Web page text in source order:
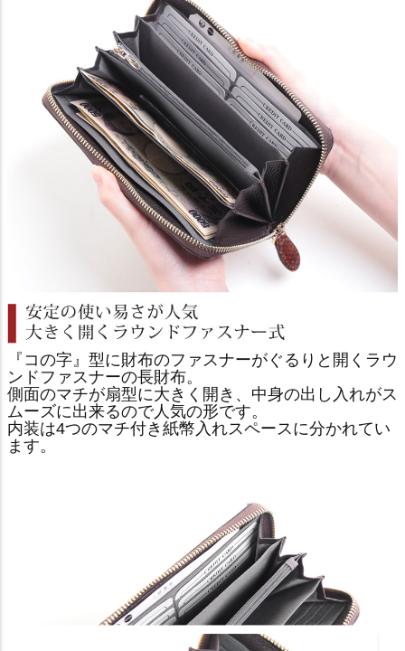
『コの字』型に財布のファスナーがぐるりと開くラウ
ンドファスナーの長財布。
側面のマチが扇型に大きく開き、中身の出し入れがス
ムーズに出来るので人気の形です。
内装は4つのマチ付き紙幣入れスペースに分かれてい
ます。